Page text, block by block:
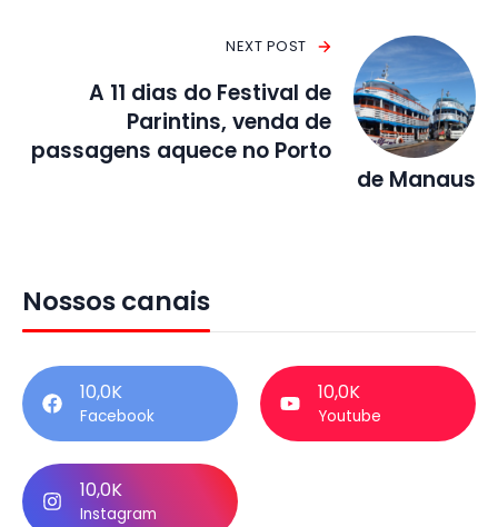
NEXT POST
A 11 dias do Festival de
Parintins, venda de
passagens aquece no Porto
de Manaus
Nossos canais
10,0K
Facebook
10,0K
Youtube
10,0K
Instagram